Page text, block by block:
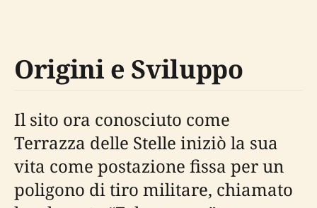
Origini e Sviluppo
Il sito ora conosciuto come
Terrazza delle Stelle iniziò la sua
vita come postazione fissa per un
poligono di tiro militare, chiamato